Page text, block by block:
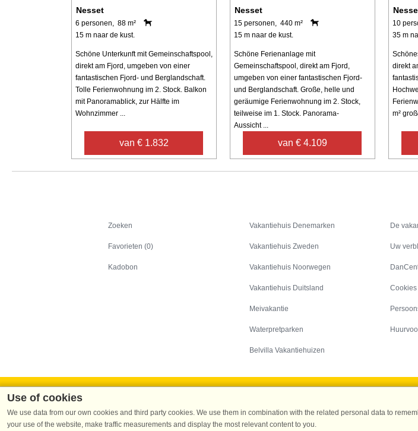
Nesset
6 personen, 88 m²
15 m naar de kust.
Schöne Unterkunft mit Gemeinschaftspool,
direkt am Fjord, umgeben von einer
fantastischen Fjord- und Berglandschaft.
Tolle Ferienwohnung im 2. Stock. Balkon
mit Panoramablick, zur Hälfte im
Wohnzimmer ...
van € 1.832
Nesset
15 personen, 440 m²
15 m naar de kust.
Schöne Ferienanlage mit
Gemeinschaftspool, direkt am Fjord,
umgeben von einer fantastischen Fjord-
und Berglandschaft. Große, helle und
geräumige Ferienwohnung im 2. Stock,
teilweise im 1. Stock. Panorama-
Aussicht ...
van € 4.109
10
35 m
direkt
m²
Zoeken
Favorieten (0)
Kadobon
Vakantiehuis Denemarken
Vakantiehuis Zweden
Vakantiehuis Noorwegen
Vakantiehuis Duitsland
Meivakantie
Waterpretparken
Belvilla Vakantiehuizen
De
Uw
Cookies
Tel.: +45 70 13 00 00 - Fax.: +45 70
Use of cookies
We use data from our own cookies and third party cookies. We use them in combination with the related personal data to
your use of the website, make traffic measurements and display the most relevant content to you.